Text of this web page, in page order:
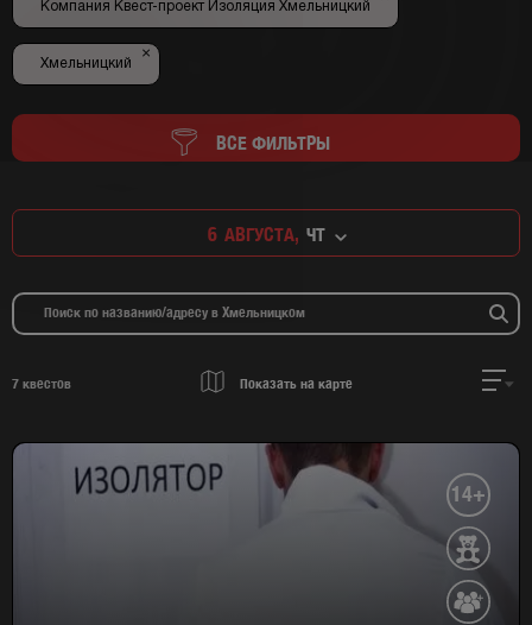
Компания Квест-проект Изоляция Хмельницкий
Хмельницкий
×
ВСЕ ФИЛЬТРЫ
6 АВГУСТА, ЧТ
7 квестов Показать на карте
14+